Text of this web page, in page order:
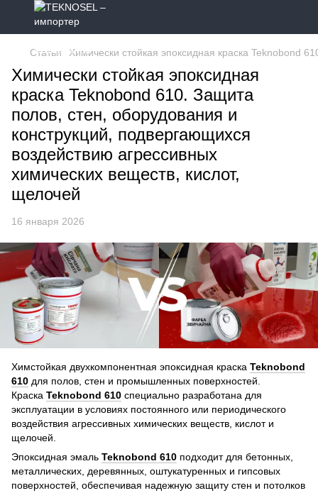
Статьи Химически стойкая эпоксидная краска Teknobond
Химически стойкая эпоксидная
краска Teknobond 610. Защита
полов, стен, оборудования и
конструкций, подвергающихся
воздействию агрессивных
химических веществ, кислот,
щелочей
16 января 2026
Химстойкая двухкомпонентная эпоксидная краска Teknobond
610 для полов, стен и промышленных поверхностей.
Краска Teknobond 610 специально разработана для
эксплуатации в условиях постоянного или периодического
воздействия агрессивных химических веществ, кислот и
щелочей.
Эпоксидная эмаль Teknobond 610 подходит для бетонных,
металлических, деревянных, оштукатуренных и гипсовых
поверхностей, обеспечивая надежную защиту стен и потолков